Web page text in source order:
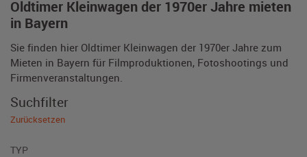
Oldtimer Kleinwagen der 1970er Jahre mieten
in Bayern
Sie finden hier Oldtimer Kleinwagen der 1970er Jahre zum
Mieten in Bayern für Filmproduktionen, Fotoshootings und
Firmenveranstaltungen.
Suchfilter
Zurücksetzen
TYP